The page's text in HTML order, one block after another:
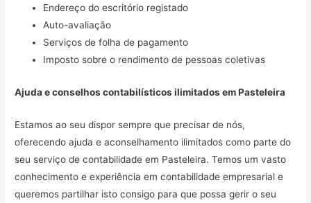
Endereço do escritório registado
Auto-avaliação
Serviços de folha de pagamento
Imposto sobre o rendimento de pessoas coletivas
Ajuda e conselhos contabilísticos ilimitados emPasteleira
Estamos ao seu dispor sempre que precisar de nós,
oferecendo ajuda e aconselhamento ilimitados como parte do
seu serviço de contabilidade em Pasteleira. Temos um vasto
conhecimento e experiência em contabilidade empresarial e
queremos partilhar isto consigo para que possa gerir o seu